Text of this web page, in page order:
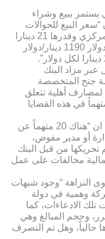
يستمر ببيع وشراء
الى ان “سعر البيع للحوالات
1187 دينار/ دولار بضمنها عمولة البنك المركزي وقدرها 21 دينارا
لكل دولار، فيما يبلغ سعر البيع النقدي للدولار 1190 دينار/دولار
مزاد البنك
جنح المتخصصة
في بغداد وجود 13 قضية لمصارف أهلية تتعلق
غسيل الأموال، لافتة إلى وجود 20 متهماً في هذه القضايا
وقال قاضي المحكمة راضي الفرطوسي ان “هناك 20 متهماً عن
أو مدير مفوض،
تحريكها من قبل البنك
مخالفات على عمل
النزاهة “وجود شبهات
وهمية في دولة
تلك الادعاءات، كما
وحجم المبالغ وهي
حالياً، وهل تم التصرف